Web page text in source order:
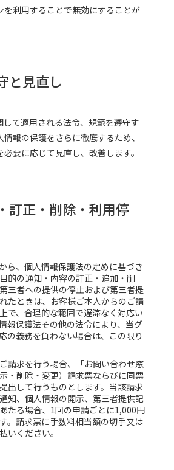
を利用することで無効にすることが
と見直し
て適用される法令、規範を遵守す
報の保護をさらに徹底するため、
要に応じて見直し、改善します。
訂正・削除・利用停
ら、個人情報保護法の定めに基づき
的の通知・内容の訂正・追加・削
三者への提供の停止および第三者提
たときは、お客様ご本人からのご請
で、合理的な範囲で遅滞なく対応い
報保護法その他の法令により、当グ
の義務を負わない場合は、この限り
請求を行う場合、「お問い合わせ窓
・削除・変更）請求票ならびに同票
出して行うものとします。当該請求
知、個人情報の開示、第三者提供記
たる場合、1回の申請ごとに1,000円
。請求票に手数料相当額の切手又は
いください。